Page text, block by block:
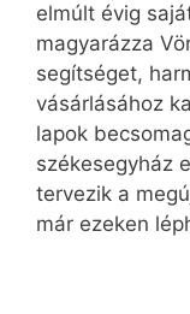
elmúlt évig
magyarázza
segítséget,
vásárlásához
lapok
székesegyház
tervezik a
már ezeken